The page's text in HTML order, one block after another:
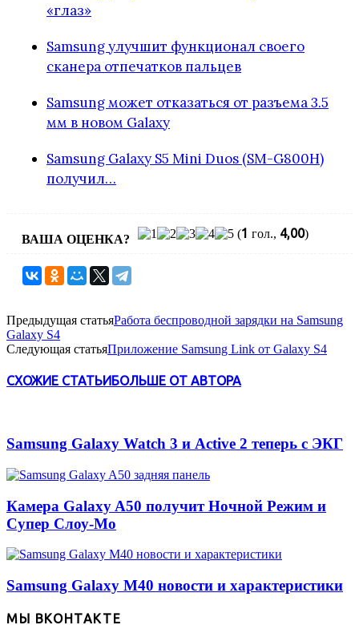
«глаз»
Samsung улучшит функционал своего
сканера отпечатков пальцев
Samsung может отказаться от разъема 3.5
мм в новом Galaxy
Samsung Galaxy S5 Mini Duos (SM-G800H)
получил…
ВАША ОЦЕНКА? (1 гол., 4,00)
Предыдущая статьяРабота беспроводной зарядки на Samsung
Galaxy S4
Следующая статьяПриложение Samsung Link от Galaxy S4
СХОЖИЕ СТАТЬИБОЛЬШЕ ОТ АВТОРА
Samsung Galaxy Watch 3 и Active 2 теперь с ЭКГ
Камера Galaxy A50 получит Ночной Режим и
Супер Слоу-Мо
Samsung Galaxy M40 новости и характеристики
МЫ ВКОНТАКТЕ